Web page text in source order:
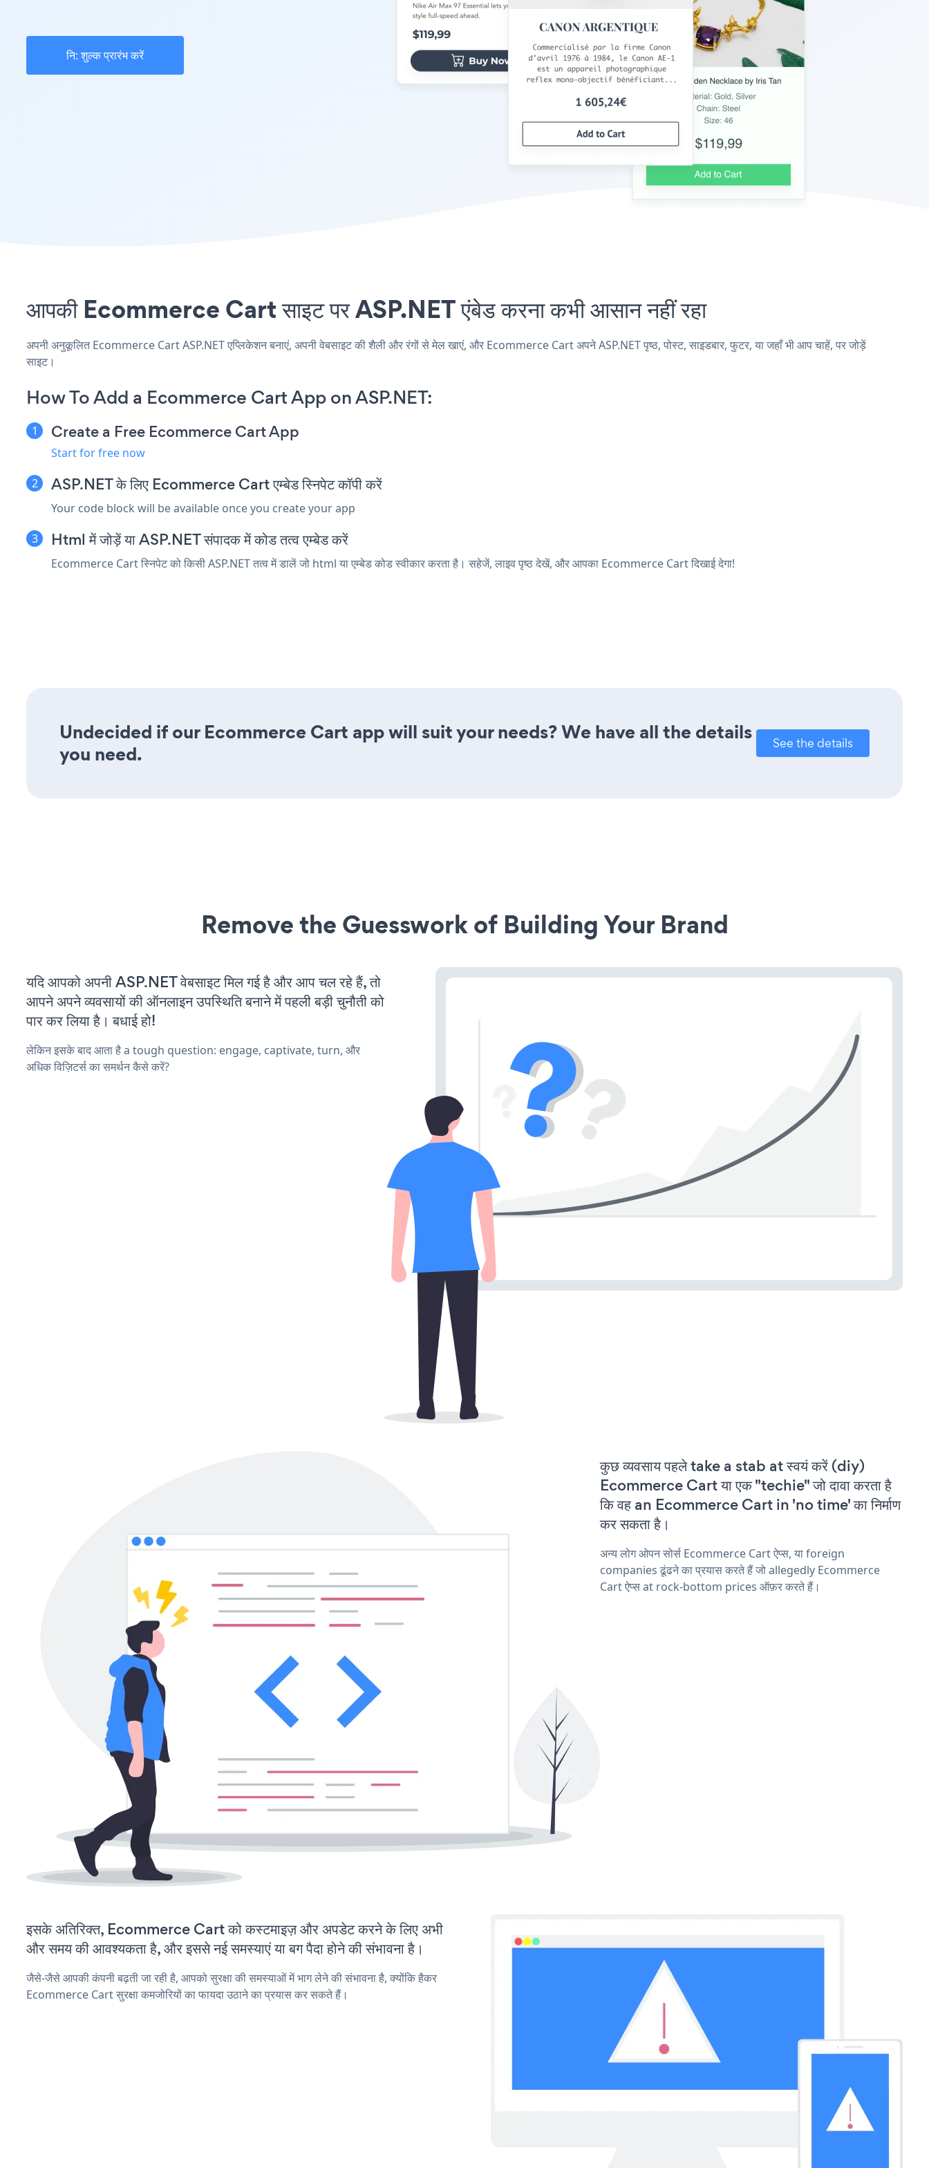
नि: शुल्क प्रारंभ करें
आपकी Ecommerce Cart साइट पर ASP.NET एंबेड करना कभी आसान नहीं रहा
अपनी अनुकूलित Ecommerce Cart ASP.NET एप्लिकेशन बनाएं, अपनी वेबसाइट की शैली और रंगों से मेल खाएं, और Ecommerce Cart अपने ASP.NET पृष्ठ, पोस्ट, साइडबार, फुटर, या जहाँ भी आप चाहें, पर जोड़ें
साइट।
How To Add a Ecommerce Cart App on ASP.NET:
Create a Free Ecommerce Cart App
Start for free now
ASP.NET के लिए Ecommerce Cart एम्बेड स्निपेट कॉपी करें
Your code block will be available once you create your app
Html में जोड़ें या ASP.NET संपादक में कोड तत्व एम्बेड करें
Ecommerce Cart स्निपेट को किसी ASP.NET तत्व में डालें जो html या एम्बेड कोड स्वीकार करता है। सहेजें, लाइव पृष्ठ देखें, और आपका Ecommerce Cart दिखाई देगा!
Undecided if our Ecommerce Cart app will suit your needs? We have all the details
you need.
See the details
Remove the Guesswork of Building Your Brand
यदि आपको अपनी ASP.NET वेबसाइट मिल गई है और आप चल रहे हैं, तो
आपने अपने व्यवसायों की ऑनलाइन उपस्थिति बनाने में पहली बड़ी चुनौती को
पार कर लिया है। बधाई हो!
लेकिन इसके बाद आता है a tough question: engage, captivate, turn, और
अधिक विज़िटर्स का समर्थन कैसे करें?
कुछ व्यवसाय पहले take a stab at स्वयं करें (diy)
Ecommerce Cart या एक "techie" जो दावा करता है
कि वह an Ecommerce Cart in 'no time' का निर्माण
कर सकता है।
अन्य लोग ओपन सोर्स Ecommerce Cart ऐप्स, या foreign
companies ढूंढने का प्रयास करते हैं जो allegedly Ecommerce
Cart ऐप्स at rock-bottom prices ऑफ़र करते हैं।
इसके अतिरिक्त, Ecommerce Cart को कस्टमाइज़ और अपडेट करने के लिए अभी
और समय की आवश्यकता है, और इससे नई समस्याएं या बग पैदा होने की संभावना है।
जैसे-जैसे आपकी कंपनी बढ़ती जा रही है, आपको सुरक्षा की समस्याओं में भाग लेने की संभावना है, क्योंकि हैकर
Ecommerce Cart सुरक्षा कमजोरियों का फायदा उठाने का प्रयास कर सकते हैं।